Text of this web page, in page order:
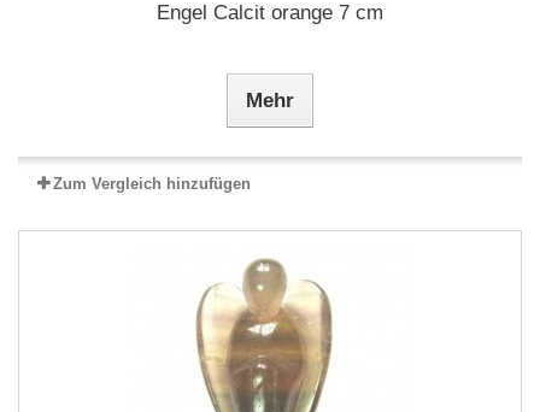
Engel Calcit orange 7 cm
Mehr
Zum Vergleich hinzufügen